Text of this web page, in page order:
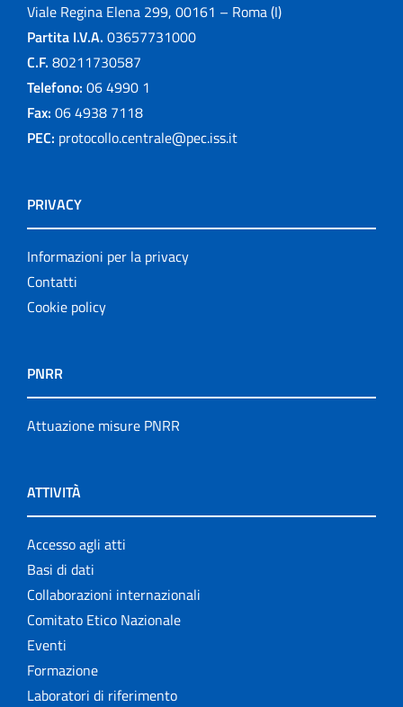
Viale Regina Elena 299, 00161 – Roma (I)
Partita I.V.A. 03657731000
C.F. 80211730587
Telefono: 06 4990 1
Fax: 06 4938 7118
PEC: protocollo.centrale@pec.iss.it
PRIVACY
Informazioni per la privacy
Contatti
Cookie policy
PNRR
Attuazione misure PNRR
ATTIVITÀ
Accesso agli atti
Basi di dati
Collaborazioni internazionali
Comitato Etico Nazionale
Eventi
Formazione
Laboratori di riferimento